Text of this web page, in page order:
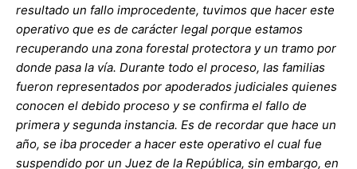
resultado un fallo improcedente, tuvimos que hacer este
operativo que es de carácter legal porque estamos
recuperando una zona forestal protectora y un tramo por
donde pasa la vía. Durante todo el proceso, las familias
fueron representados por apoderados judiciales quienes
conocen el debido proceso y se confirma el fallo de
primera y segunda instancia. Es de recordar que hace un
año, se iba proceder a hacer este operativo el cual fue
suspendido por un Juez de la República, sin embargo, en